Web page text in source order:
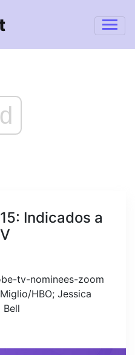
Indicados a
HBO; Jessica
Bell